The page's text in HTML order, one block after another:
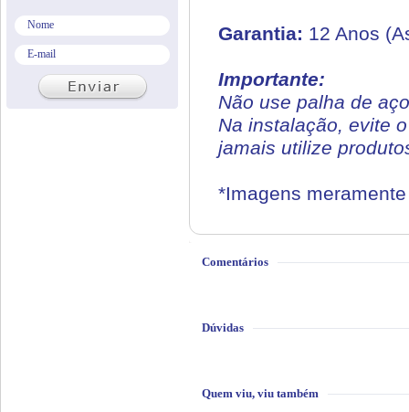
Garantia: 12 Anos
Importante:
Não use palha de
Na instalação, evite
jamais utilize
*Imagens
Comentários
Dúvidas
Quem viu, viu também